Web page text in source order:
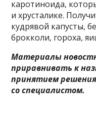
каротиноида,
и хрусталике.
кудрявой капусты,
брокколи, гороха,
Материалы
приравнивать к
принятием
со специалистом.